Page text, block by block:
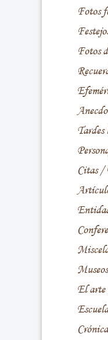
Fotos
Fotos
Tardes
Citas /
El arte